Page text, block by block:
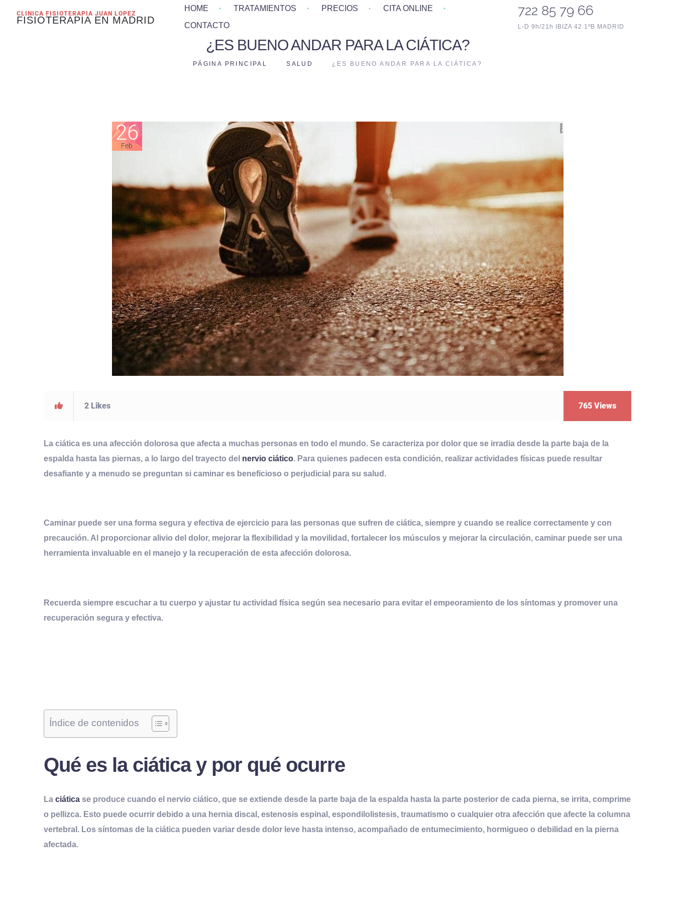
CLINICA FISIOTERAPIA JUAN LOPEZ
FISIOTERAPIA EN MADRID
HOME TRATAMIENTOS PRECIOS
CITA ONLINE
CONTACTO
722 85 79 66
L-D 9h/21h IBIZA 42 1ºB MADRID
¿ES BUENO ANDAR PARA LA CIÁTICA?
PÁGINA PRINCIPAL SALUD ¿ES BUENO ANDAR PARA LA CIÁTICA?
26
Feb
2 Likes 765 Views
La ciática es una afección dolorosa que afecta a muchas personas en todo el mundo. Se caracteriza por dolor que se irradia desde la parte baja de la
espalda hasta las piernas, a lo largo del trayecto del nervio ciático. Para quienes padecen esta condición, realizar actividades físicas puede resultar
desafiante y a menudo se preguntan si caminar es beneficioso o perjudicial para su salud.
Caminar puede ser una forma segura y efectiva de ejercicio para las personas que sufren de ciática, siempre y cuando se realice correctamente y con
precaución. Al proporcionar alivio del dolor, mejorar la flexibilidad y la movilidad, fortalecer los músculos y mejorar la circulación, caminar puede ser una
herramienta invaluable en el manejo y la recuperación de esta afección dolorosa.
Recuerda siempre escuchar a tu cuerpo y ajustar tu actividad física según sea necesario para evitar el empeoramiento de los síntomas y promover una
recuperación segura y efectiva.
Índice de contenidos
Qué es la ciática y por qué ocurre
La ciática se produce cuando el nervio ciático, que se extiende desde la parte baja de la espalda hasta la parte posterior de cada pierna, se irrita, comprime
o pellizca. Esto puede ocurrir debido a una hernia discal, estenosis espinal, espondilolistesis, traumatismo o cualquier otra afección que afecte la columna
vertebral. Los síntomas de la ciática pueden variar desde dolor leve hasta intenso, acompañado de entumecimiento, hormigueo o debilidad en la pierna
afectada.